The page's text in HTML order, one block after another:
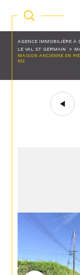
AGENCE IMMOBILIÈRE À
LE VAL ST GERMAIN
MAISON ANCIENNE EN
M2